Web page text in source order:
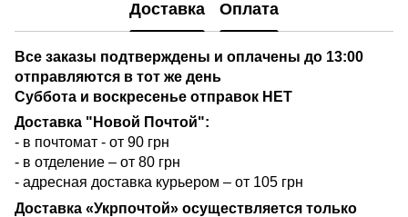
Доставка Оплата
Все заказы подтверждены и оплачены до 13:00
отправляются в тот же день
Суббота и воскресенье отправок НЕТ
Доставка "Новой Почтой":
- в почтомат - от 90 грн
- в отделение – от 80 грн
- адресная доставка курьером – от 105 грн
Доставка «Укрпочтой» осуществляется только